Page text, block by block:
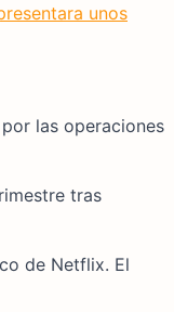
unos
las operaciones
tras
de Netflix. El